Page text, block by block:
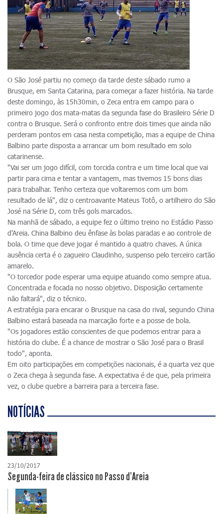
O São José partiu no começo da tarde deste sábado rumo a
Brusque, em Santa Catarina, para começar a fazer história. Na tarde
deste domingo, às 15h30min, o Zeca entra em campo para o
primeiro jogo dos mata-matas da segunda fase do Brasileiro Série D
contra o Brusque. Será o confronto entre dois times que ainda não
perderam pontos em casa nesta competição, mas a equipe de China
Balbino parte disposta a arrancar um bom resultado em solo
catarinense.
"Vai ser um jogo difícil, com torcida contra e um time local que vai
partir para cima e tentar a vantagem, mas tivemos 15 bons dias
para trabalhar. Tenho certeza que voltaremos com um bom
resultado de lá", diz o centroavante Mateus Totô, o artilheiro do São
José na Série D, com três gols marcados.
Na manhã de sábado, a equipe fez o último treino no Estádio Passo
d'Areia. China Balbino deu ênfase às bolas paradas e ao controle de
bola. O time que deve jogar é mantido a quatro chaves. A única
ausência certa é o zagueiro Claudinho, suspenso pelo terceiro cartão
amarelo.
"O torcedor pode esperar uma equipe atuando como sempre atua.
Concentrada e focada no nosso objetivo. Disposição certamente
não faltará", diz o técnico.
A estratégia para encarar o Brusque na casa do rival, segundo China
Balbino estará baseada na marcação forte e a posse de bola.
"Os jogadores estão conscientes de que podemos entrar para a
história do clube. É a chance de mostrar o São José para o Brasil
todo", aponta.
Em oito participações em competições nacionais, é a quarta vez que
o Zeca chega à segunda fase. A expectativa é de que, pela primeira
vez, o clube quebre a barreira para a terceira fase.
NOTÍCIAS
23/10/2017
Segunda-feira de clássico no Passo d'Areia